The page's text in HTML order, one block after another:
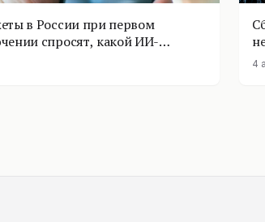
в России при первом
спросят, какой ИИ-
поставить
4